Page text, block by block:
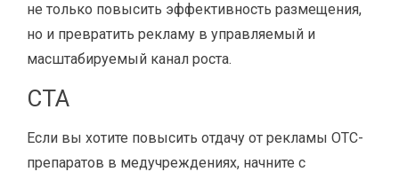
не только повысить эффективность размещения,
но и превратить рекламу в управляемый и
масштабируемый канал роста.
CTA
Если вы хотите повысить отдачу от рекламы OTC-
препаратов в медучреждениях, начните с